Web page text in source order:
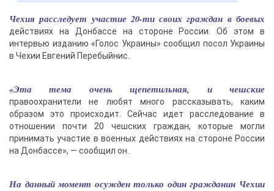
Чехия расследует участие 20-ти своих граждан в боевых
действиях на Донбассе на стороне России. Об этом в
интервью изданию «Голос Украины» сообщил посол Украины
в Чехии Евгений Перебыйнис.
«Эта тема очень щепетильная, и чешские
правоохранители не любят много рассказывать, каким
образом это происходит. Сейчас идет расследование в
отношении почти 20 чешских граждан, которые могли
принимать участие в военных действиях на стороне России
на Донбассе», — сообщил он.
На данный момент осужден только один гражданин Чехии